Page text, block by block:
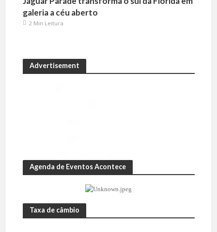
galeria a céu aberto
2 Min Leitura
Advertisement
Agenda de Eventos Acontece
Taxa de câmbio